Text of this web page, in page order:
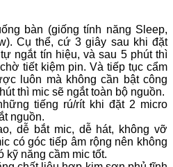
bàn (giống tính năng Sleep,
Cụ thể, cứ 3 giây sau khi đặt
ngắt tín hiệu, và sau 5 phút thì
tiết kiệm pin. Và tiếp tục cẩm
luôn mà không cần bật công
thì mic sẽ ngắt toàn bộ nguồn.
tiếng rú/rít khi đặt 2 micro
nguồn.
dễ bắt mic, dễ hát, không vỡ
có góc tiếp âm rộng nên không
năng cầm mic tốt.